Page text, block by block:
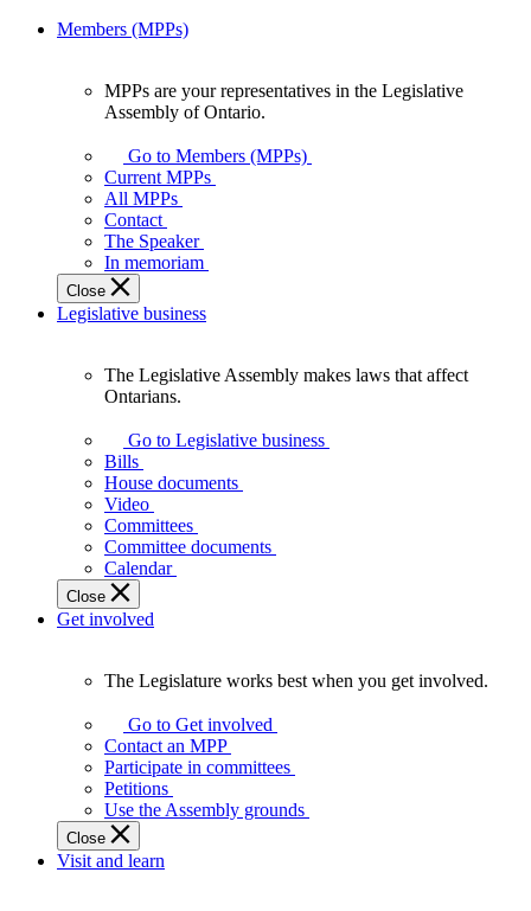
Members (MPPs)
your
representatives
Legislative
Assembly
of
Ontario.
MPPs are your representatives in the Legislative
Assembly of Ontario.
Go to Members (MPPs)
Current MPPs
All MPPs
Contact
The Speaker
In memoriam
Close
Legislative business
Assembly
makes
laws
affect
Ontarians.
The Legislative Assembly makes laws that affect
Ontarians.
Go to Legislative business
Bills
House documents
Video
Committees
Committee documents
Calendar
Close
Get involved
Legislature
works
best
when
get
involved.
The Legislature works best when you get involved.
Go to Get involved
Contact an MPP
Participate in committees
Petitions
Use the Assembly grounds
Close
Visit and learn